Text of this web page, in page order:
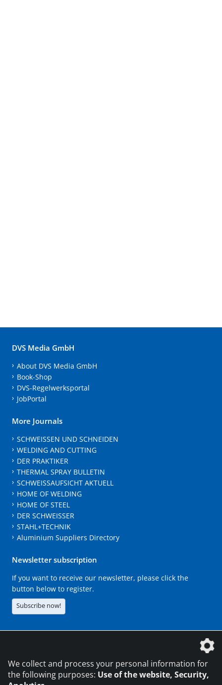
DVS Media GmbH
About DVS Media GmbH
Book-Shop
DVS-Regelwerksportal
JobPortal
More Journals
SCHWEISSEN UND SCHNEIDEN
WELDING AND CUTTING
DER PRAKTIKER
THERMAL SPRAY BULLETIN
SCHWEISSAUFSICHT AKTUELL
HOME OF WELDING
HOME OF STEEL
DER SCHWEISSER
STAHL+TECHNIK
Aluminium Suppliers Directory
Newsletter subscription
If you want to receive our newsletter, please click the
button below to register.
Subscribe now!
We collect and process your personal information for
the following purposes: Use of the website, Security,